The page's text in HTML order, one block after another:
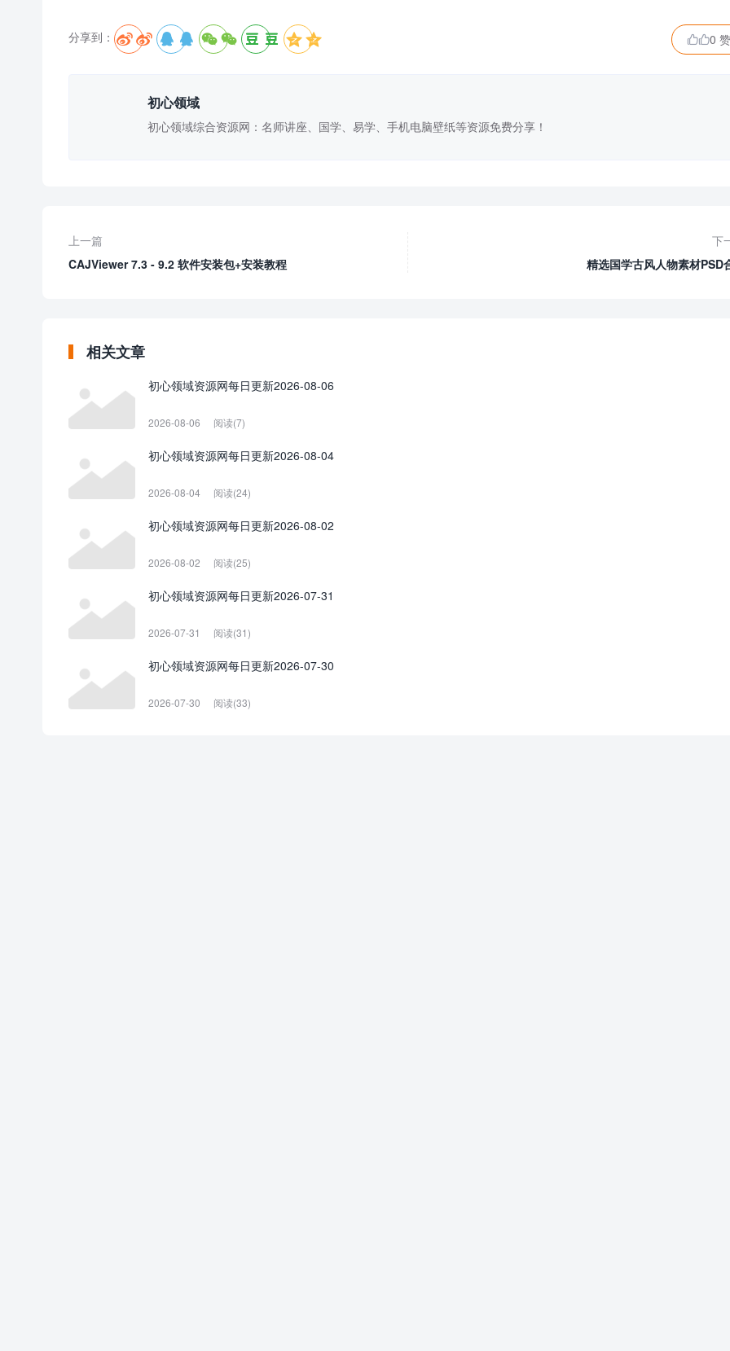
分享到：      0 赞
初心领域
初心领域综合资源网：名师讲座、国学、易学、手机电脑壁纸等资源免费分享！
上一篇
CAJViewer 7.3 - 9.2 软件安装包+安装教程
下
精选国学古风人物素材PSD
相关文章
初心领域资源网每日更新2026-08-06
2026-08-06 阅读(7)
初心领域资源网每日更新2026-08-04
2026-08-04 阅读(24)
初心领域资源网每日更新2026-08-02
2026-08-02 阅读(25)
初心领域资源网每日更新2026-07-31
2026-07-31 阅读(31)
初心领域资源网每日更新2026-07-30
2026-07-30 阅读(33)